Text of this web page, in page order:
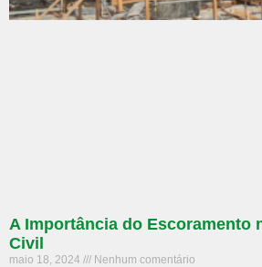
A Importância do Escoramento
Civil
maio 18, 2024 Nenhum comentário